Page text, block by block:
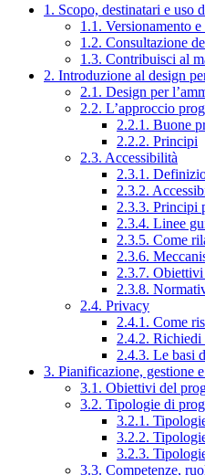
1. Scopo, destinatari e uso
1.1. Versionamento
1.2. Consultazione
1.3. Contribuisci al
2. Introduzione al design
2.1. Design per
2.2. L’approccio
2.2.1. Buone
2.2.2. Principi
2.3. Accessibilità
2.3.1.
2.3.2.
2.3.3. Principi
2.3.4. Linee
2.3.5. Come
2.3.6.
2.3.7. Obiettivi
2.3.8.
2.4. Privacy
2.4.1. Come
2.4.2. Richiedi
2.4.3. Le basi
3. Pianificazione, gestione
3.1. Obiettivi del
3.2. Tipologie di
3.2.1.
3.2.2.
3.2.3.
3.3. Competenze,